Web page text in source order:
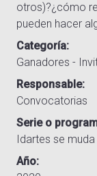
otros)?¿cómo
pueden hacer
Categoría
Ganadores -
Responsable
Convocatorias
Serie o
Idartes se
Año